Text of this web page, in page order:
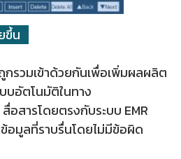
ขึ้น
รวมเข้าด้วยกันเพื่อเพิ่มผลผลิต
บอัตโนมัติในทาง
สารโดยตรงกับระบบ EMR
อมูลที่ราบรื่นโดยไม่มีข้อผิด